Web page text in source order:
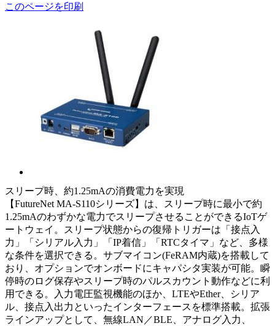
このページを印刷
スリープ時、約1.25mAの消費電力を実現
【FutureNet MA-S110シリーズ】は、スリープ時に最小で約
1.25mAのわずかな電力でスリープさせることができるIoTゲ
ートウェイ。スリープ状態からの復帰トリガーは「接点入
力」「シリアル入力」「IP着信」「RTCタイマ」など、多様
な条件を選択できる。サブマイコン(FeRAM内蔵)を搭載して
おり、オプションでオンボードにキャパシタ実装が可能。瞬
停時のログ保存やスリープ時のパルスカウント動作などに利
用できる。入力電圧監視機能のほか、LTEやEther、シリア
ル、接点入出力といったインターフェースを標準搭載。拡張
ラインアップとして、無線LAN／BLE、アナログ入力、